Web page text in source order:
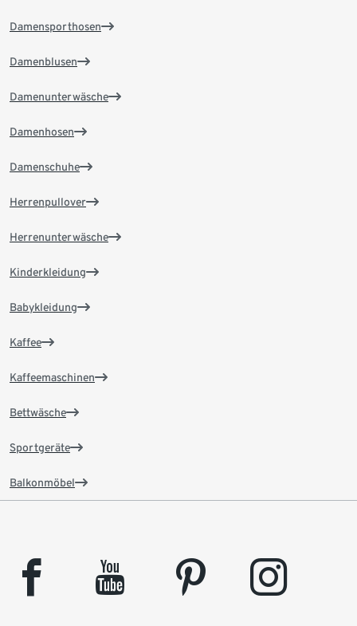
Damensporthosen
Damenblusen
Damenunterwäsche
Damenhosen
Damenschuhe
Herrenpullover
Herrenunterwäsche
Kinderkleidung
Babykleidung
Kaffee
Kaffeemaschinen
Bettwäsche
Sportgeräte
Balkonmöbel
facebook youtube pinterest instagram